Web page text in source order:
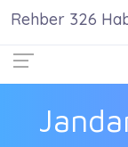
Rehber 326